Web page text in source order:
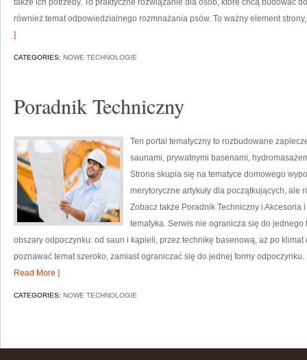
także ich potrzeby. To praktyczne rozwiązanie dla osób, które chcą budować
również temat odpowiedzialnego rozmnażania psów. To ważny element
]
CATEGORIES: NOWE TECHNOLOGIE
Poradnik Techniczny
Ten portal tematyczny to rozbudowane
saunami, prywatnymi basenami,
Strona skupia się na tematyce domowego
merytoryczne artykuły dla początkujących,
Zobacz także Poradnik Techniczny i Akcesoria
tematyka. Serwis nie ogranicza się do jednego
obszary odpoczynku: od saun i kąpieli, przez technikę basenową, aż po
poznawać temat szeroko, zamiast ograniczać się do jednej formy
Read More ]
CATEGORIES: NOWE TECHNOLOGIE